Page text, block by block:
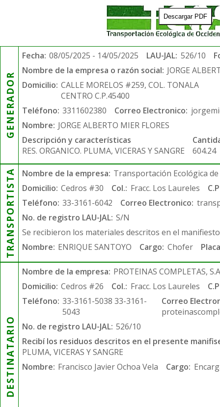
Descargar PDF
GENERADOR
Fecha: 08/05/2025 - 14/05/2025 LAU-JAL: 526/10
Nombre de la empresa o razón social: JORGE
Domicilio: CALLE MORELOS #259, COL. TONALA
CENTRO C.P.45400
Teléfono: 3311602380 Correo Electronico:
Nombre: JORGE ALBERTO MIER FLORES
Descripción y características
RES. ORGANICO. PLUMA, VICERAS Y SANGRE
604.24
TRANSPORTISTA Nombre de la empresa: Transportación Ecológica de
Domicilio: Cedros #30 Col.: Fracc. Los Laureles
Teléfono: 33-3161-6042 Correo Electronico:
No. de registro LAU-JAL: S/N
Se recibieron los materiales descritos en el
Nombre: ENRIQUE SANTOYO Cargo: Chofer
DESTINATARIO
Nombre de la empresa: PROTEINAS COMPLETAS,
Domicilio: Cedros #26 Col.: Fracc. Los Laureles
Teléfono: 33-3161-5038 33-3161-
5043
Correo
No. de registro LAU-JAL: 526/10
Recibí los residuos descritos en el presente
PLUMA, VICERAS Y SANGRE
Nombre: Francisco Javier Ochoa Vela Cargo: